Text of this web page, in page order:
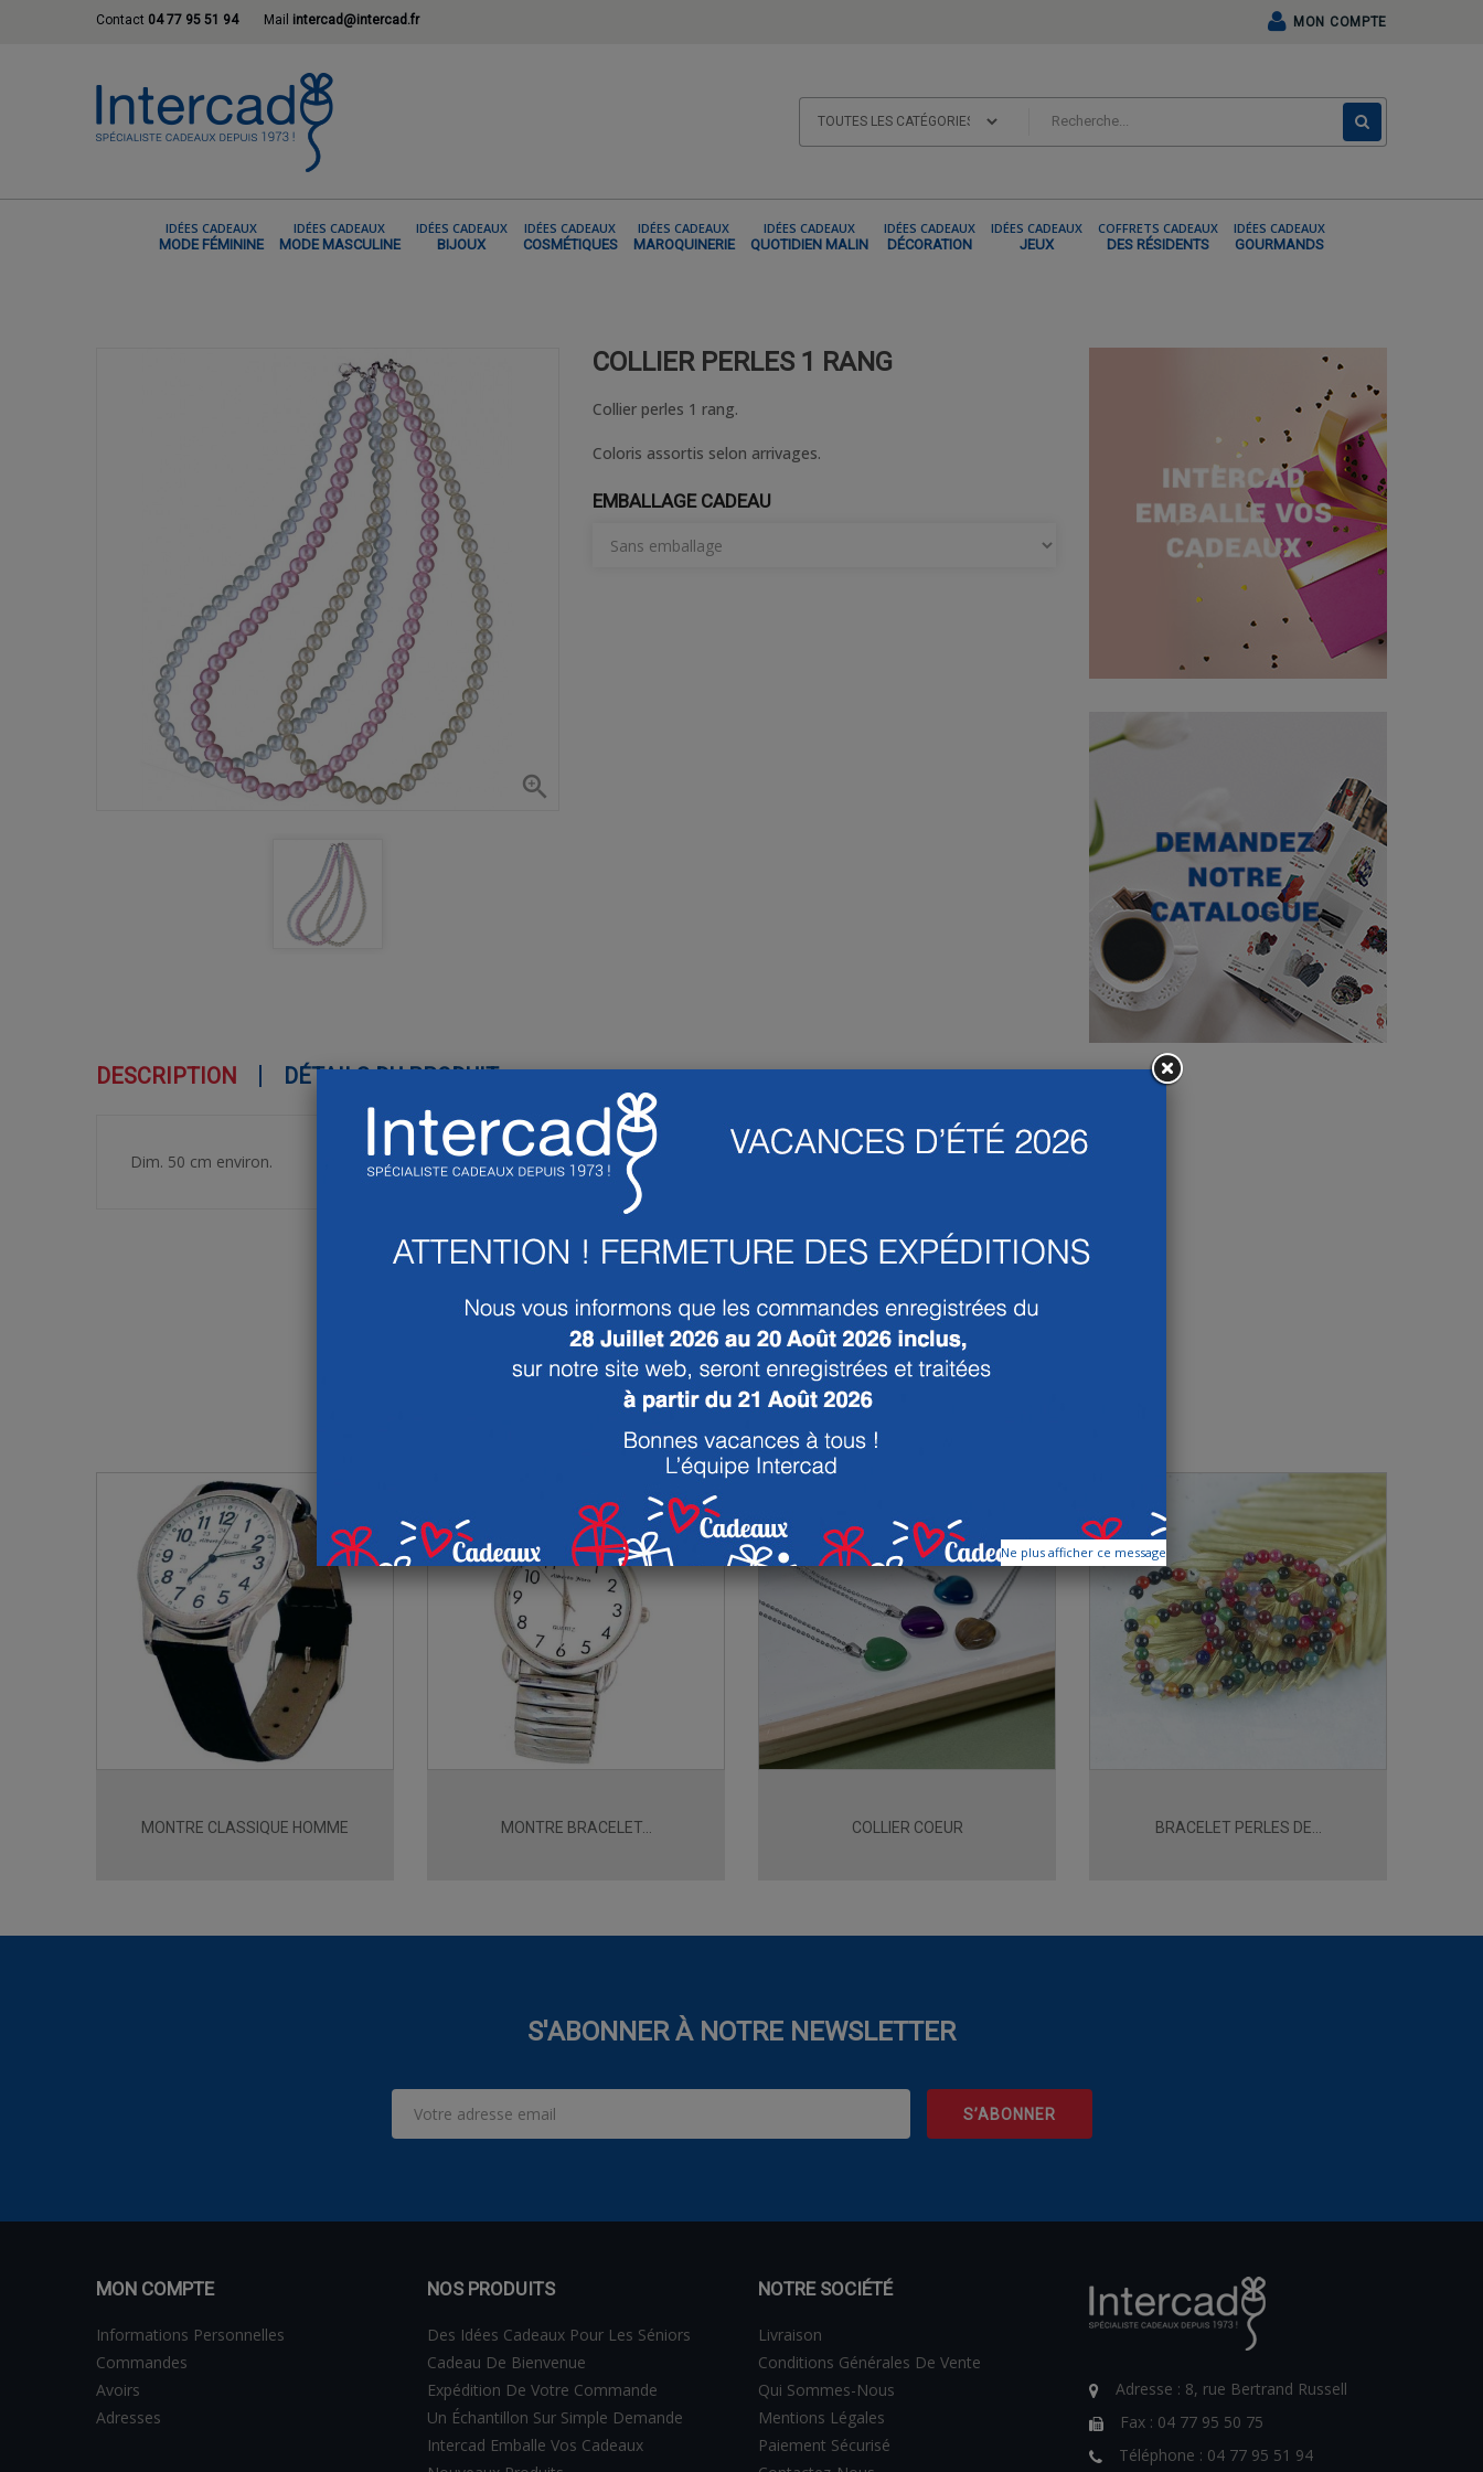
MON COMPTE
Contact 04 77 95 51 94 Mail intercad@intercad.fr
IDÉES CADEAUX
MODE FÉMININE
IDÉES CADEAUX
MODE MASCULINE
IDÉES CADEAUX
BIJOUX
IDÉES CADEAUX
COSMÉTIQUES
IDÉES CADEAUX
MAROQUINERIE
IDÉES CADEAUX
QUOTIDIEN MALIN
IDÉES CADEAUX
DÉCORATION
IDÉES CADEAUX
JEUX
COFFRETS CADEAUX
DES RÉSIDENTS
IDÉES CADEAUX
GOURMANDS

COLLIER PERLES 1 RANG
Collier perles 1 rang.
Coloris assortis selon arrivages.
EMBALLAGE CADEAU
DESCRIPTION DÉTAILS DU PRODUIT
Dim. 50 cm environ.
PRODUITS ASSOCIÉS
MONTRE CLASSIQUE HOMME MONTRE BRACELET... COLLIER COEUR BRACELET PERLES DE...
S'ABONNER À NOTRE NEWSLETTER
MON COMPTE
Informations Personnelles
Commandes
Avoirs
Adresses
NOS PRODUITS
Des Idées Cadeaux Pour Les Séniors
Cadeau De Bienvenue
Expédition De Votre Commande
Un Échantillon Sur Simple Demande
Intercad Emballe Vos Cadeaux
NOTRE SOCIÉTÉ
Livraison
Conditions Générales De Vente
Qui Sommes-Nous
Mentions Légales
Paiement Sécurisé
Adresse : 8, rue Bertrand Russell
Fax : 04 77 95 50 75
Téléphone : 04 77 95 51 94
Ne plus afficher ce message